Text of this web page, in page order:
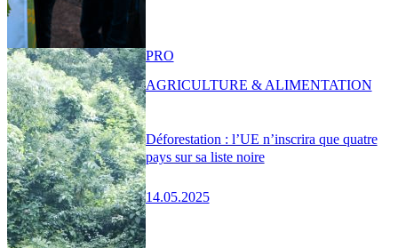
Déforestation : l’UE n’inscrira que quatre
pays sur sa liste noire
14.05.2025
PRO
AGRICULTURE & ALIMENTATION